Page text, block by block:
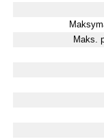
Maks.